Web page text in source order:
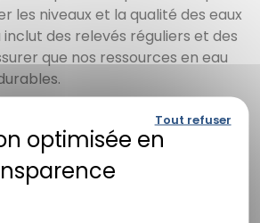
les niveaux et la qualité des eaux
des relevés réguliers et des
que nos ressources en eau
de suivre la nappe à Le Bouscat ?
pour prévenir la pollution, gérer les
du niveau de l'eau et garantir
en eau potable fiable pour la
Tout refuser